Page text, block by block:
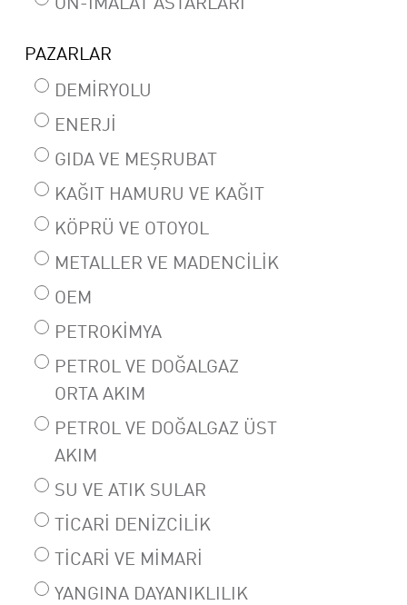
ÖN-IMALAT ASTARLARI
PAZARLAR
DEMIRYOLU
ENERJI
GIDA VE MEŞRUBAT
KAĞIT HAMURU VE KAĞIT
KÖPRÜ VE OTOYOL
METALLER VE MADENCILIK
OEM
PETROKIMYA
PETROL VE DOĞALGAZ
ORTA AKIM
PETROL VE DOĞALGAZ ÜST
AKIM
SU VE ATIK SULAR
TICARI DENIZCILIK
TICARI VE MIMARI
YANGINA DAYANIKLILIK